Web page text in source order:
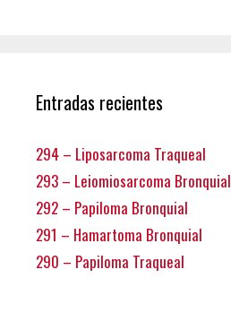
Entradas recientes
294 – Liposarcoma Traqueal
293 – Leiomiosarcoma Bronquial
292 – Papiloma Bronquial
291 – Hamartoma Bronquial
290 – Papiloma Traqueal